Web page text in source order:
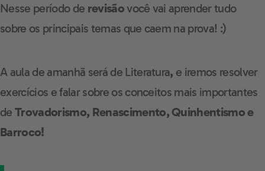
Nesse período de revisãovocê vai aprender tudo
sobre os principais temas que caem na prova! :)
A aula de amanhã será de Literatura, e iremos resolver
exercícios e falar sobre os conceitos mais importantes
de Trovadorismo, Renascimento, Quinhentismo e
Barroco!